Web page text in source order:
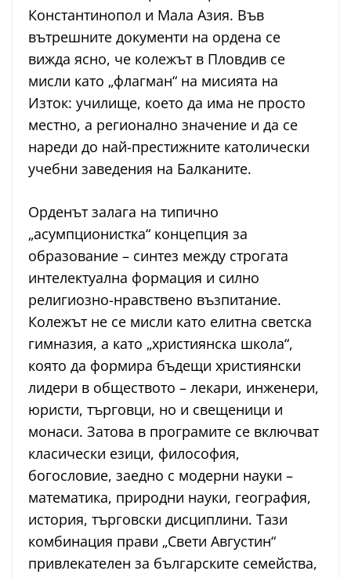
Константинопол и Мала Азия. Във
вътрешните документи на ордена се
вижда ясно, че колежът в Пловдив се
мисли като „флагман“ на мисията на
Изток: училище, което да има не просто
местно, а регионално значение и да се
нареди до най-престижните католически
учебни заведения на Балканите.
Орденът залага на типично
„асумпционистка“ концепция за
образование – синтез между строгата
интелектуална формация и силно
религиозно-нравствено възпитание.
Колежът не се мисли като елитна светска
гимназия, а като „християнска школа“,
която да формира бъдещи християнски
лидери в обществото – лекари, инженери,
юристи, търговци, но и свещеници и
монаси. Затова в програмите се включват
класически езици, философия,
богословие, заедно с модерни науки –
математика, природни науки, география,
история, търговски дисциплини. Тази
комбинация прави „Свети Августин“
привлекателен за българските семейства,